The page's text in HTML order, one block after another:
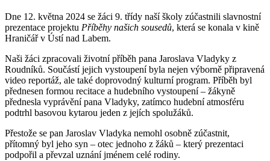
Dne 12. května 2024 se žáci 9. třídy naší školy zúčastnili slavnostní
prezentace projektu Příběhy našich sousedů, která se konala v kině
Hraničář v Ústí nad Labem.
Naši žáci zpracovali životní příběh pana Jaroslava Vladyky z
Roudníků. Součástí jejich vystoupení byla nejen výborně připravená
video reportáž, ale také doprovodný kulturní program. Příběh byl
přednesen formou recitace a hudebního vystoupení – žákyně
přednesla vyprávění pana Vladyky, zatímco hudební atmosféru
podtrhl basovou kytarou jeden z jejích spolužáků.
Přestože se pan Jaroslav Vladyka nemohl osobně zúčastnit,
přítomný byl jeho syn – otec jednoho z žáků – který prezentaci
podpořil a převzal uznání jménem celé rodiny.